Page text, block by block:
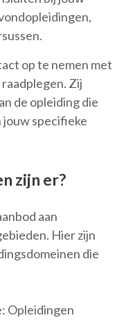
op te nemen met
Zij
de opleiding die
jouw specifieke
zijn er?
aan
Hier zijn
die
Opleidingen